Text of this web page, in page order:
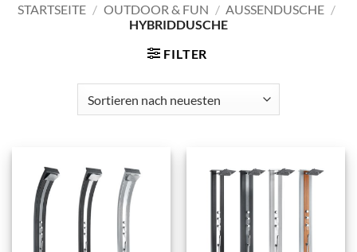
STARTSEITE / OUTDOOR & FUN / AUSSENDUSCHE /
HYBRIDDUSCHE
FILTER